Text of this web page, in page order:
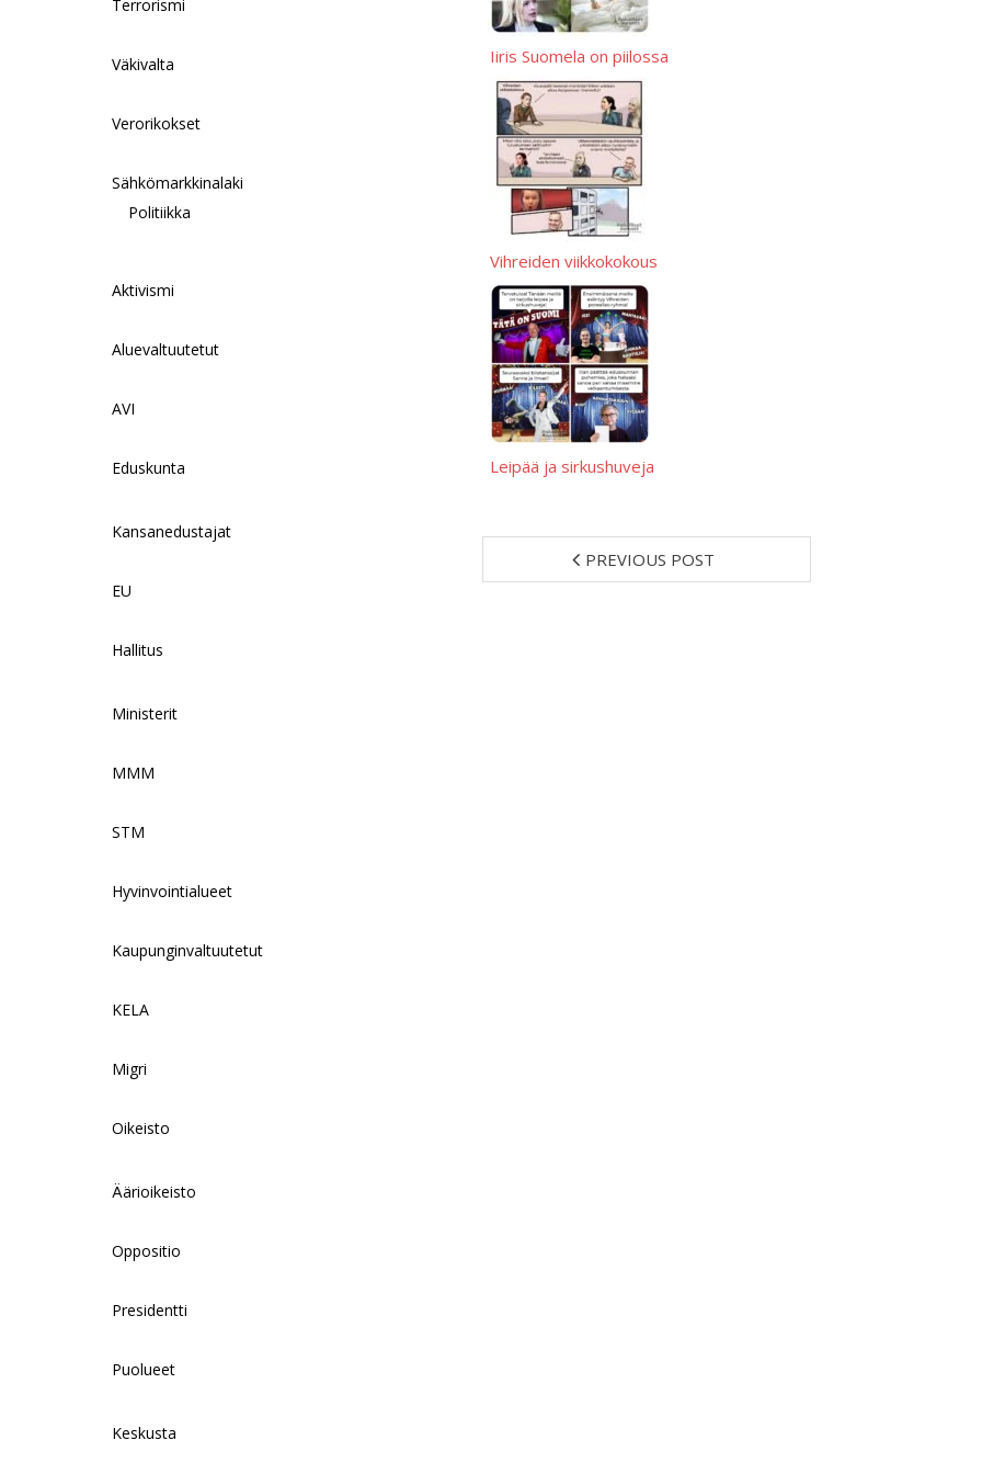
Iiris Suomela on piilossa
Vihreiden viikkokokous
Leipää ja sirkushuveja
PREVIOUS POST
Terrorismi
Väkivalta
Verorikokset
Sähkömarkkinalaki
Politiikka
Aktivismi
Aluevaltuutetut
AVI
Eduskunta
Kansanedustajat
EU
Hallitus
Ministerit
MMM
STM
Hyvinvointialueet
Kaupunginvaltuutetut
KELA
Migri
Oikeisto
Äärioikeisto
Oppositio
Presidentti
Puolueet
Keskusta